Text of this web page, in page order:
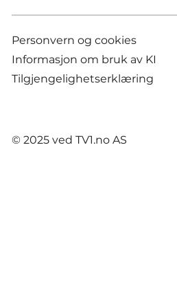
Personvern og cookies
Informasjon om bruk av KI
Tilgjengelighetserklæring
© 2025 ved TV1.no AS